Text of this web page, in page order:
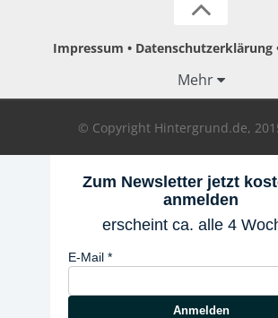
Impressum Datenschutzerklärung
Mehr
© Copyright Hintergrund.de,
Zum Newsletter jetzt
anmelden
erscheint ca. alle 4
E-Mail
Anmelden